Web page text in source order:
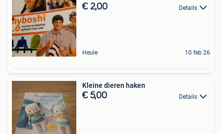
€ 2,00 Details
Heule 10 feb 26
Kleine dieren haken
€ 5,00 Details